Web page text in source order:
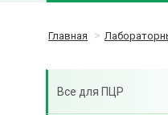
Главная
Все для ПЦР